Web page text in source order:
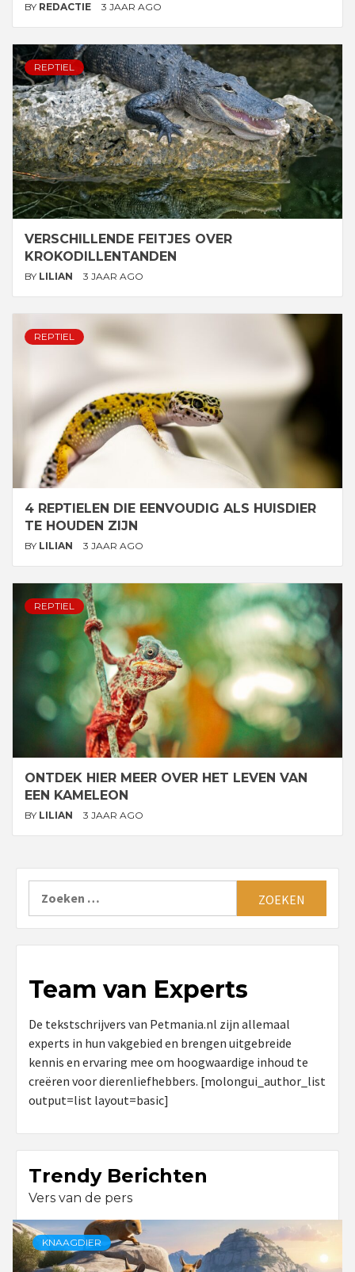
BY REDACTIE 3 JAAR AGO
REPTIEL
VERSCHILLENDE FEITJES OVER
KROKODILLENTANDEN
BY LILIAN 3 JAAR AGO
REPTIEL
4 REPTIELEN DIE EENVOUDIG ALS HUISDIER
TE HOUDEN ZIJN
BY LILIAN 3 JAAR AGO
REPTIEL
ONTDEK HIER MEER OVER HET LEVEN VAN
EEN KAMELEON
BY LILIAN 3 JAAR AGO
naar:
Team van Experts
De tekstschrijvers van Petmania.nl zijn allemaal
experts in hun vakgebied en brengen uitgebreide
kennis en ervaring mee om hoogwaardige inhoud te
creëren voor dierenliefhebbers. [molongui_author_list
output=list layout=basic]
Trendy Berichten
Vers van de pers
KNAAGDIER